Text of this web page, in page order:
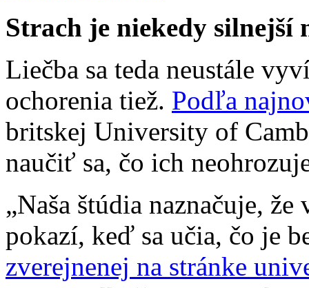
Strach je niekedy silnejší
Liečba sa teda neustále
ochorenia tiež. Podľa
britskej University of
naučiť sa, čo ich
„Naša štúdia naznačuje,
pokazí, keď sa učia, čo je
zverejnenej na stránke